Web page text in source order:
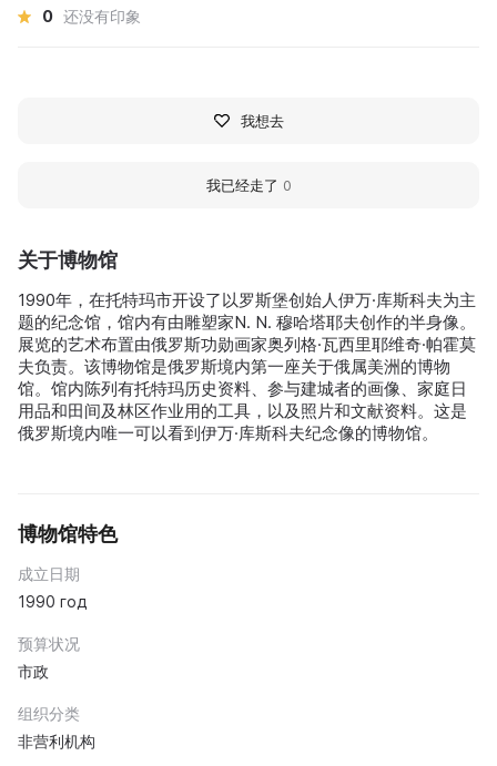
关于博物馆
1990年，在托特玛市开设了以罗斯堡创始人伊万·库斯科夫为主
题的纪念馆，馆内有由雕塑家N. N. 穆哈塔耶夫创作的半身像。
展览的艺术布置由俄罗斯功勋画家奥列格·瓦西里耶维奇·帕霍莫
夫负责。该博物馆是俄罗斯境内第一座关于俄属美洲的博物
馆。馆内陈列有托特玛历史资料、参与建城者的画像、家庭日
用品和田间及林区作业用的工具，以及照片和文献资料。这是
俄罗斯境内唯一可以看到伊万·库斯科夫纪念像的博物馆。
博物馆特色
成立日期
1990 год
预算状况
市政
组织分类
非营利机构
0 还没有印象
我想去
我已经走了 0